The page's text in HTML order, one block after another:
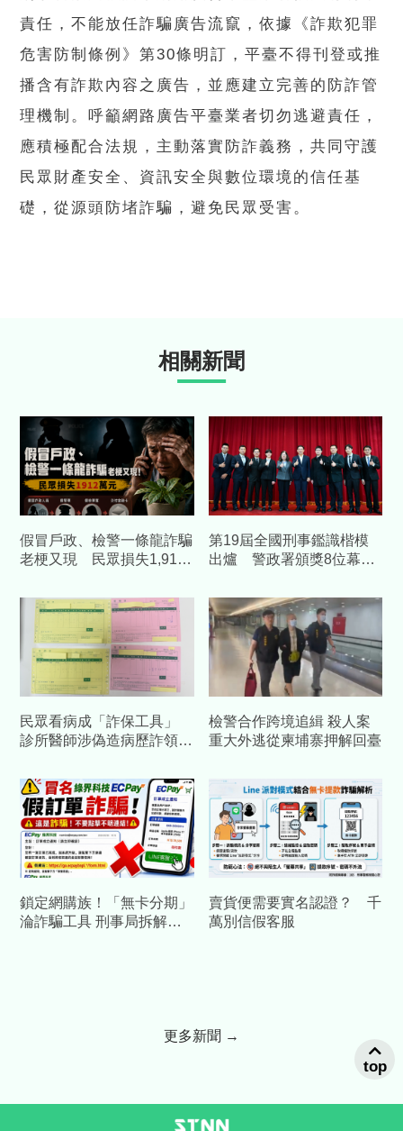
責任，不能放任詐騙廣告流竄，依據《詐欺犯罪
危害防制條例》第30條明訂，平臺不得刊登或推
播含有詐欺內容之廣告，並應建立完善的防詐管
理機制。呼籲網路廣告平臺業者切勿逃避責任，
應積極配合法規，主動落實防詐義務，共同守護
民眾財產安全、資訊安全與數位環境的信任基
礎，從源頭防堵詐騙，避免民眾受害。
相關新聞
假冒戶政、檢警一條龍詐騙
老梗又現 民眾損失1,912
第19屆全國刑事鑑識楷模
出爐 警政署頒獎8位幕後
民眾看病成「詐保工具」
診所醫師涉偽造病歷詐領健
檢警合作跨境追緝 殺人案
重大外逃從柬埔寨押解回臺
鎖定網購族！「無卡分期」
淪詐騙工具 刑事局拆解假
賣貨便需要實名認證？ 千
萬別信假客服
更多新聞 →
top